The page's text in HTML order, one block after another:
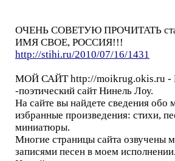
ОЧЕНЬ СОВЕТУЮ ПРОЧИТАТЬ
ИМЯ СВОЕ, РОССИЯ!!!
http://stihi.ru/2010/07/16/1431
МОЙ САЙТ http://moikrug.okis.ru -
-поэтический сайт Нинель Лоу.
На сайте вы найдете сведения обо
избранные произведения: стихи,
миниатюры.
Многие страницы сайта озвучены
записями песен в моем исполнении.